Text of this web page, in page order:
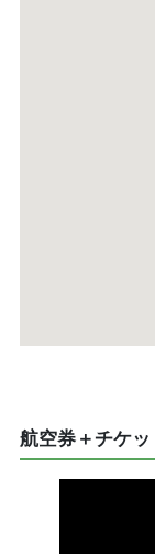
航空券＋チケ